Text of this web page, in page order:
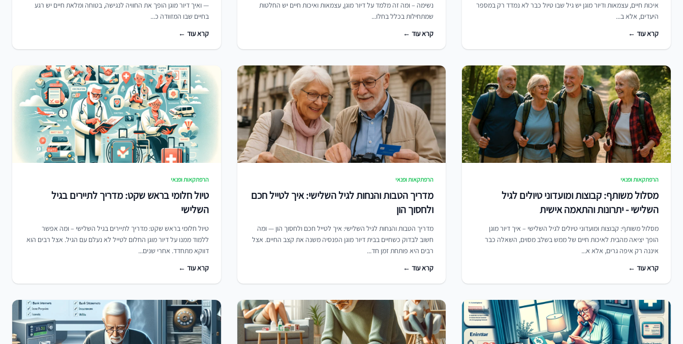
איכות חיים, עצמאות ודיור מוגן יש גיל שבו טיול כבר לא נמדד רק במספר
היעדים, אלא ב...
קרא עוד ←
נשימה – ומה זה מלמד על דיור מוגן, עצמאות ואיכות חיים יש החלטות
שמתחילות בכלל בחלו...
קרא עוד ←
— ואיך דיור מוגן הופך את החוויה לנגישה, בטוחה ומלאת חיים יש רגע
בחיים שבו המזוודה כ...
קרא עוד ←
הרפתקאות ופנאי
מסלול משותף: קבוצות ומועדוני טיולים לגיל
השלישי - יתרונות והתאמה אישית
מסלול משותף: קבוצות ומועדוני טיולים לגיל השלישי – איך דיור מוגן
הופך יציאה מהבית לאיכות חיים של ממש בשלב מסוים, השאלה כבר
איננה רק איפה גרים, אלא א...
קרא עוד ←
הרפתקאות ופנאי
מדריך הטבות והנחות לגיל השלישי: איך לטייל חכם
ולחסוך הון
מדריך הטבות והנחות לגיל השלישי: איך לטייל חכם ולחסוך הון — ומה
חשוב לבדוק כשחיים בבית דיור מוגן הפנסיה משנה את קצב החיים. אצל
רבים היא פותחת זמן חד...
קרא עוד ←
הרפתקאות ופנאי
טיול חלומי בראש שקט: מדריך לתיירים בגיל
השלישי
טיול חלומי בראש שקט: מדריך לתיירים בגיל השלישי – ומה אפשר
ללמוד ממנו על דיור מוגן החלום לטייל לא נעלם עם הגיל. אצל רבים הוא
דווקא מתחדד. אחרי שנים...
קרא עוד ←